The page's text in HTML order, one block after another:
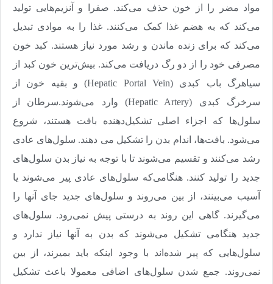
مواد مضر را از خون حذف می‌کند. صفرا و آنزیم‌‌‌‌هایی تولید
می‌کند که به هضم غذا کمک می‌‌‌‌کنند. غذا را به موادی تبدیل
می‌کند که برای زنده ماندن و رشد مورد نیاز هستند. کبد خون
مصرفی خود را از دو رگ دریافت می‌کند. بیش‌ترین خون کبد از
سیاهرگ باب کبدی (Hepatic Portal Vein) و بقیه خون از
سرخرگ کبدی (Hepatic Artery) وارد می‌شوند.سرطان از
سلول‌‌ها که اجزاء اصلی تشکیل‌دهنده بافت هستند، شروع
می‌شود. بافت‌‌ها، اندام بدن را تشکیل می‌ ‌‌دهند. سلول‌‌های عادی
رشد می‌کنند و تقسیم می‌‌شوند تا با توجه به نیاز بدن سلول‌‌های
جدید را تولید کنند. هنگامی‌که سلول‌‌های عادی پیر می‌شوند یا
آسیب می‌‌بینند، از بین می‌‌روند و سلول‌‌های جدید جای آنها را
می‌‌گیرند. گاهی این روند به درستی پیش نمی‌‌رود. سلول‌‌های
جدید هنگامی تشکیل می‌‌شوند که بدن به آنها نیاز ندارد و
سلول‌‌هایی که پیر شده‌اند با وجود اینکه باید بمیرند، از بین
نمی‌‌روند. جمع شدن سلول‌‌های اضافی معمولا باعث تشکیل